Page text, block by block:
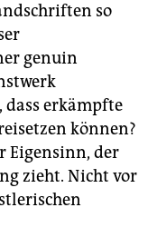
so
genuin
dass erkämpfte
können?
Eigensinn, der
zieht. Nicht vor